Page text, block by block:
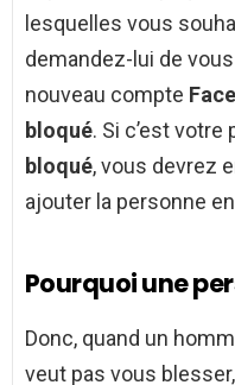
lesquelles vous
demandez-lui de
nouveau compte
bloqué. Si c’est
bloqué, vous devrez
ajouter la personne
Pourquoi une
Donc, quand un
veut pas vous